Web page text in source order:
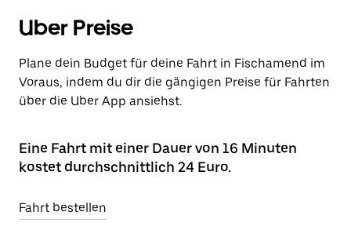
Uber Preise
Plane dein Budget für deine Fahrt in Fischamend im
Voraus, indem du dir die gängigen Preise für Fahrten
über die Uber App ansiehst.
Eine Fahrt mit einer Dauer von 16 Minuten
kostet durchschnittlich 24 Euro.
Fahrt bestellen